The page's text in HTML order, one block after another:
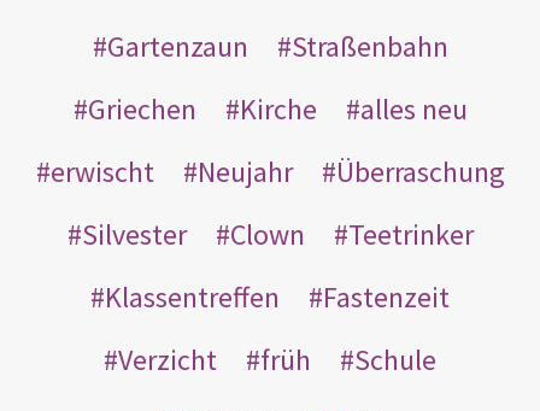
Gartenzaun
Straßenbahn
Griechen
Kirche
alles neu
erwischt
Neujahr
Überraschung
Silvester
Clown
Teetrinker
Klassentreffen
Fastenzeit
Verzicht
früh
Schule